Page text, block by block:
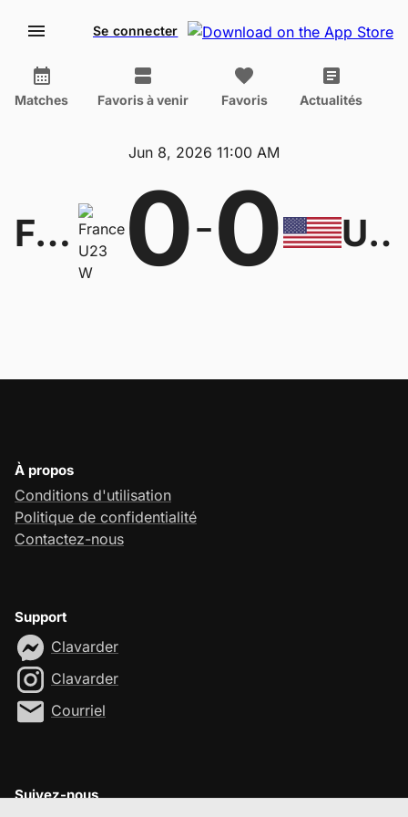
Se connecter
Matches Favoris à venir Favoris Actualités
Jun 8, 2026 11:00 AM
France U23 W 0-0 United States U20 W
À propos
Conditions d'utilisation
Politique de confidentialité
Contactez-nous
Support
Clavarder
Clavarder
Courriel
Suivez-nous